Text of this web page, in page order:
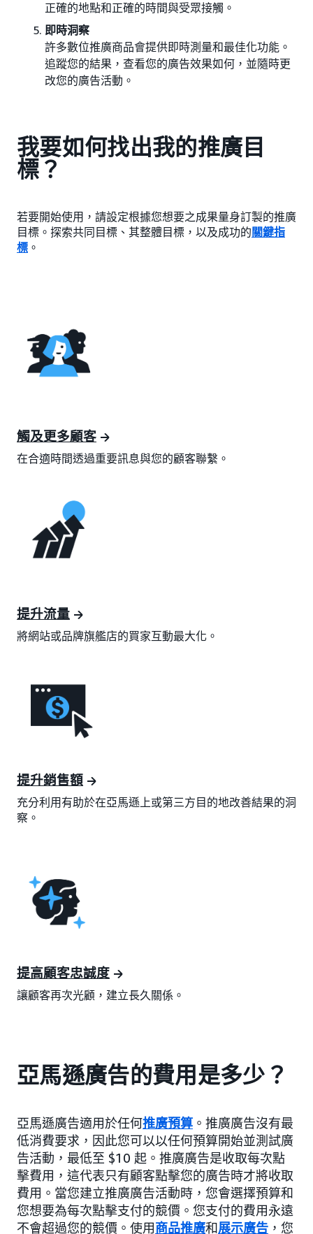
正確的地點和正確的時間與受眾接觸。
即時洞察
許多數位推廣商品會提供即時測量和最佳化功能。
追蹤您的結果，查看您的廣告效果如何，並隨時更
改您的廣告活動。
我要如何找出我的推廣目
標？
若要開始使用，請設定根據您想要之成果量身訂製的推廣
目標。探索共同目標、其整體目標，以及成功的 關鍵指
標 。
觸及更多顧客
在合適時間透過重要訊息與您的顧客聯繫。
提升流量
將網站或品牌旗艦店的買家互動最大化。
提升銷售額
充分利用有助於在亞馬遜上或第三方目的地改善結果的洞
察。
提高顧客忠誠度
讓顧客再次光顧，建立長久關係。
亞馬遜廣告的費用是多少？
亞馬遜廣告適用於任何推廣預算 。推廣廣告沒有最
低消費要求，因此您可以以任何預算開始並測試廣
告活動，最低至 $10 起。推廣廣告是收取每次點
擊費用，這代表只有顧客點擊您的廣告時才將收取
費用。當您建立推廣廣告活動時，您會選擇預算和
您想要為每次點擊支付的競價。您支付的費用永遠
不會超過您的競價。使用商品推廣和展示廣告 ，您